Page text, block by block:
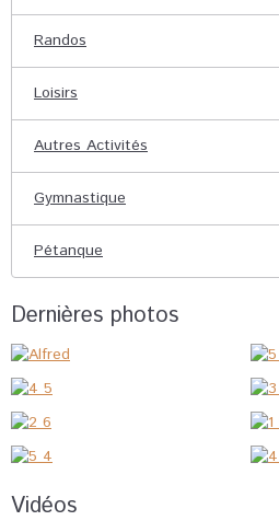
Randos
Loisirs
Autres Activités
Gymnastique
Pétanque
Dernières photos
Vidéos